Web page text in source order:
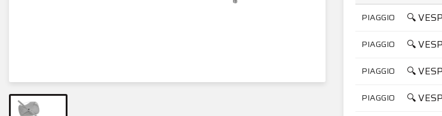
PIAGGIO
🔍
PIAGGIO 🔍
PIAGGIO 🔍
PIAGGIO 🔍